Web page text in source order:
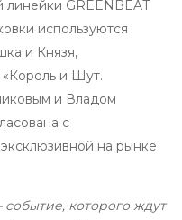
GREENBEAT
используются
и Князя,
и Шут.
и Владом
с
на рынке
которого ждут